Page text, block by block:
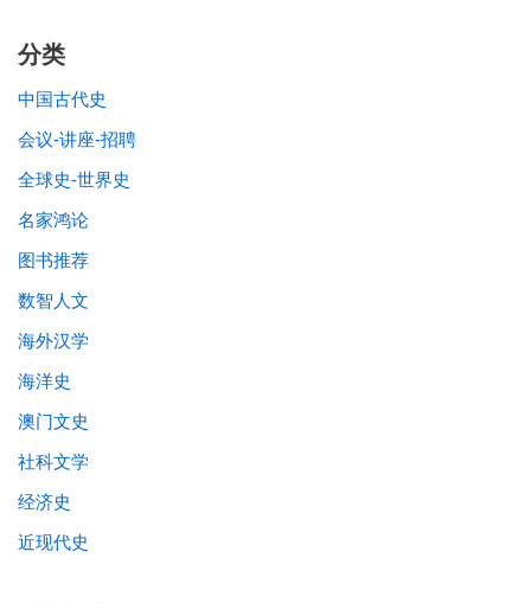
分类
中国古代史
会议-讲座-招聘
全球史-世界史
名家鸿论
图书推荐
数智人文
海外汉学
海洋史
澳门文史
社科文学
经济史
近现代史